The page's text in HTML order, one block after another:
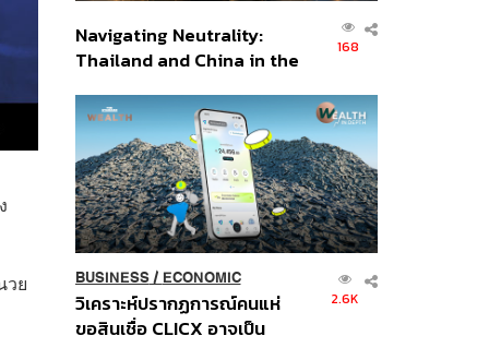
วย
Navigating Neutrality:
Thailand and China in the
Order
168
BUSINESS/ ECONOMIC
วิเคราะห์ปรากฏการณ์คนแห่
ขอสินเชื่อ CLICX อาจเป็น
2.6K